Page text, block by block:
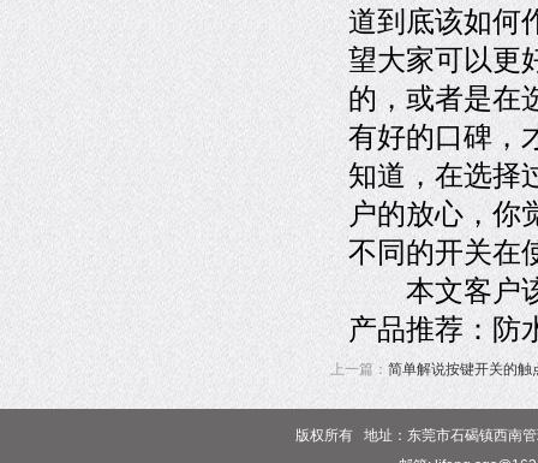
道到底该如何
望大家可以更
的，或者是在
有好的口碑，
知道，在选择
户的放心，你
不同的开关在
本文客户该
产品推荐：防
上一篇： 简单解说按键开关的触
版权所有 地址：东莞市石碣镇西南